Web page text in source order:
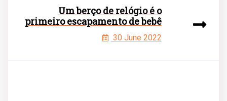
Um berço de relógio é o
primeiro escapamento de bebê
30 June 2022